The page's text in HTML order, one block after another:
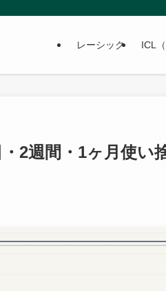
vsICLの判断基準を実際の患者対応経験
レーシック ICL
2週間・1ヶ月使い